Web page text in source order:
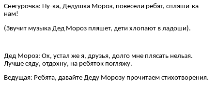
Снегурочка: Ну-ка, Дедушка Мороз, повесели ребят, спляши-ка
нам!
(Звучит музыка Дед Мороз пляшет, дети хлопают в ладоши).
Дед Мороз: Ох, устал же я, друзья, долго мне плясать нельзя.
Лучше сяду, отдохну, на ребяток погляжу.
Ведущая: Ребята, давайте Деду Морозу прочитаем стихотворения.